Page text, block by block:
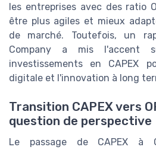
les entreprises avec des ratio
être plus agiles et mieux
de marché. Toutefois, un
Company a mis l'accent
investissements en CAPEX
digitale et l'innovation à long
Transition CAPEX vers
question de perspective
Le passage de CAPEX à